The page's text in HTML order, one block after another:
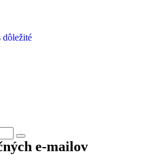
dôležité
e-mailov